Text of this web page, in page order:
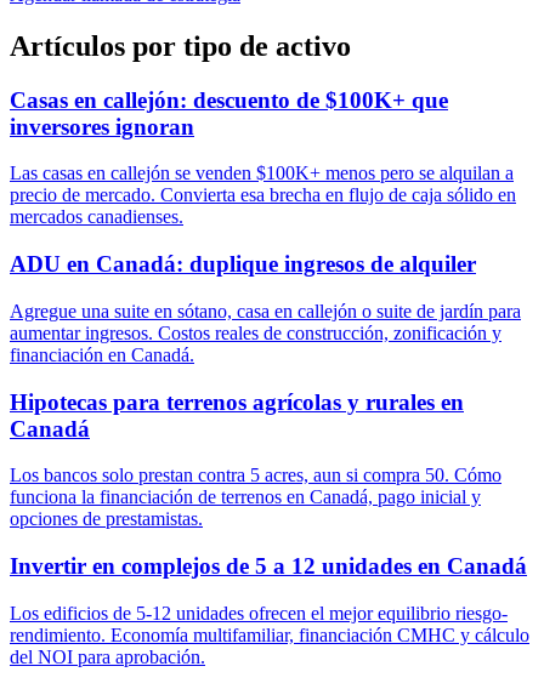
Artículos por tipo de activo
Casas en callejón: descuento de $100K+ que
inversores ignoran
Las casas en callejón se venden $100K+ menos pero se alquilan a
precio de mercado. Convierta esa brecha en flujo de caja sólido en
mercados canadienses.
ADU en Canadá: duplique ingresos de alquiler
Agregue una suite en sótano, casa en callejón o suite de jardín para
aumentar ingresos. Costos reales de construcción, zonificación y
financiación en Canadá.
Hipotecas para terrenos agrícolas y rurales en
Canadá
Los bancos solo prestan contra 5 acres, aun si compra 50. Cómo
funciona la financiación de terrenos en Canadá, pago inicial y
opciones de prestamistas.
Invertir en complejos de 5 a 12 unidades en Canadá
Los edificios de 5-12 unidades ofrecen el mejor equilibrio riesgo-
rendimiento. Economía multifamiliar, financiación CMHC y cálculo
del NOI para aprobación.